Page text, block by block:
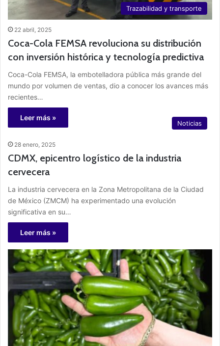
Trazabilidad y transporte
22 abril, 2025
Coca-Cola FEMSA revoluciona su distribución
con inversión histórica y tecnología predictiva
Coca-Cola FEMSA, la embotelladora pública más grande del
mundo por volumen de ventas, dio a conocer los avances más
recientes…
Leer más »
Noticias
28 enero, 2025
CDMX, epicentro logístico de la industria
cervecera
La industria cervecera en la Zona Metropolitana de la Ciudad
de México (ZMCM) ha experimentado una evolución
significativa en su…
Leer más »